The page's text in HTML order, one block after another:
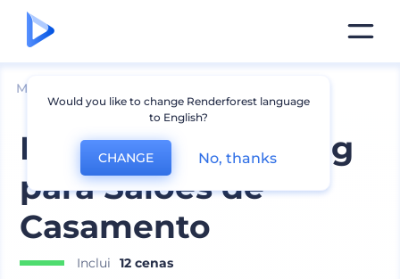
Mockups
Pacote de Branding
para Salões de
Casamento
Inclui
12 cenas
Would you like to change Renderforest language
to English?
CHANGE No, thanks